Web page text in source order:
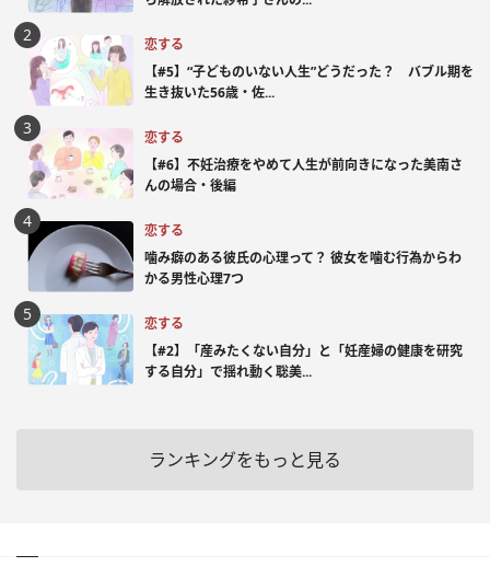
恋する
【#5】“子どものいない人生”どうだった？ バブル期を
生き抜いた56歳・佐...
恋する
【#6】不妊治療をやめて人生が前向きになった美南さ
んの場合・後編
恋する
噛み癖のある彼氏の心理って？ 彼女を噛む行為からわ
かる男性心理7つ
恋する
【#2】「産みたくない自分」と「妊産婦の健康を研究
する自分」で揺れ動く聡美...
ランキングをもっと見る